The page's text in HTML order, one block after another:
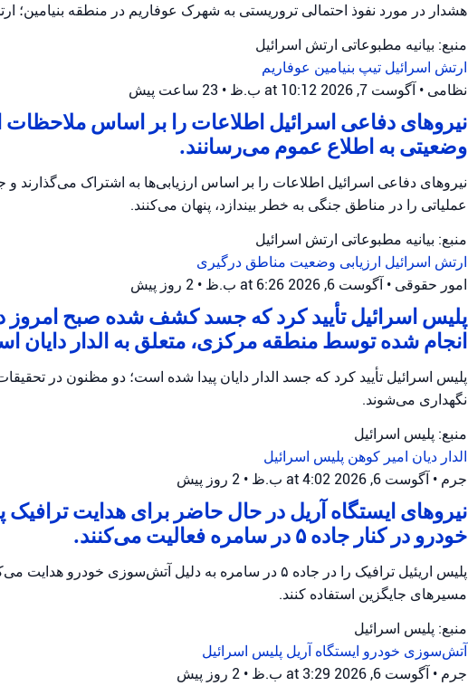
هشدار در مورد نفوذ احتمالی تروریستی به شهرک عوفاریم در منطقه
منبع: بیانیه مطبوعاتی ارتش اسرائیل
ارتش اسرائیل تیپ بنیامین عوفاریم
نظامی • آگوست 7, 2026 at 10:12 ب.ظ • 23 ساعت پیش
نیروهای دفاعی اسرائیل اطلاعات را بر اساس
وضعیتی به اطلاع عموم می‌رسانند.
نیروهای دفاعی اسرائیل اطلاعات را بر اساس ارزیابی‌ها به اشتراک می‌گذارند و
عملیاتی را در مناطق جنگی به خطر بیندازد، پنهان می‌کنند.
منبع: بیانیه مطبوعاتی ارتش اسرائیل
ارتش اسرائیل ارزیابی وضعیت مناطق درگیری
امور حقوقی • آگوست 6, 2026 at 6:26 ب.ظ • 2 روز پیش
پلیس اسرائیل تأیید کرد که جسد کشف شده صبح امروز
انجام شده توسط منطقه مرکزی، متعلق به الدار
نگهداری می‌شوند.
منبع: پلیس اسرائیل
الدار دیان امیر کوهن پلیس اسرائیل
جرم • آگوست 6, 2026 at 4:02 ب.ظ • 2 روز پیش
نیروهای ایستگاه آریل در حال حاضر برای هدایت
خودرو در کنار جاده ۵ در سامره فعالیت می‌کنند.
پلیس اریئیل ترافیک را در جاده ۵ در سامره به دلیل آتش‌سوزی
مسیرهای جایگزین استفاده کنند.
منبع: پلیس اسرائیل
آتش‌سوزی خودرو ایستگاه آریل پلیس اسرائیل
جرم • آگوست 6, 2026 at 3:29 ب.ظ • 2 روز پیش